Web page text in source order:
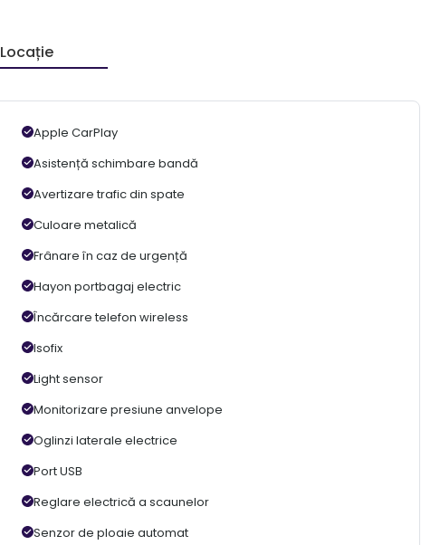
Locație
Apple CarPlay
Asistență schimbare bandă
Avertizare trafic din spate
Culoare metalică
Frânare în caz de urgență
Hayon portbagaj electric
Încărcare telefon wireless
Isofix
Light sensor
Monitorizare presiune anvelope
Oglinzi laterale electrice
Port USB
Reglare electrică a scaunelor
Senzor de ploaie automat